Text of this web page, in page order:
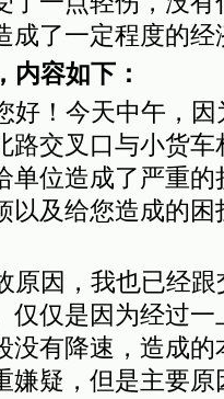
成了一定程度的经
内容如下：
！今天中午，因
路交叉口与小货
单位造成了严重
以及给您造成的
因，我也已经跟
仅仅是因为经过
没有降速，造成
嫌疑，但是主要